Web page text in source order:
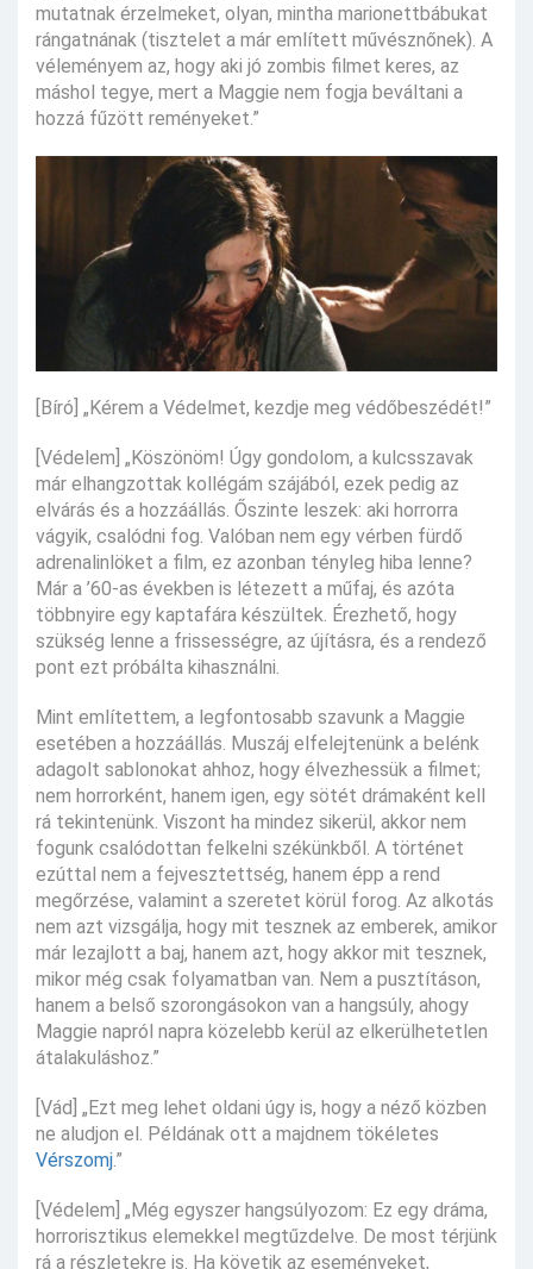
mutatnak érzelmeket, olyan, mintha marionettbábukat
rángatnának (tisztelet a már említett művésznőnek). A
véleményem az, hogy aki jó zombis filmet keres, az
máshol tegye, mert a Maggie nem fogja beváltani a
hozzá fűzött reményeket.”
[Bíró] „Kérem a Védelmet, kezdje meg védőbeszédét!”
[Védelem] „Köszönöm! Úgy gondolom, a kulcsszavak
már elhangzottak kollégám szájából, ezek pedig az
elvárás és a hozzáállás. Őszinte leszek: aki horrorra
vágyik, csalódni fog. Valóban nem egy vérben fürdő
adrenalinlöket a film, ez azonban tényleg hiba lenne?
Már a ’60-as években is létezett a műfaj, és azóta
többnyire egy kaptafára készültek. Érezhető, hogy
szükség lenne a frissességre, az újításra, és a rendező
pont ezt próbálta kihasználni.
Mint említettem, a legfontosabb szavunk a Maggie
esetében a hozzáállás. Muszáj elfelejtenünk a belénk
adagolt sablonokat ahhoz, hogy élvezhessük a filmet;
nem horrorként, hanem igen, egy sötét drámaként kell
rá tekintenünk. Viszont ha mindez sikerül, akkor nem
fogunk csalódottan felkelni székünkből. A történet
ezúttal nem a fejvesztettség, hanem épp a rend
megőrzése, valamint a szeretet körül forog. Az alkotás
nem azt vizsgálja, hogy mit tesznek az emberek, amikor
már lezajlott a baj, hanem azt, hogy akkor mit tesznek,
mikor még csak folyamatban van. Nem a pusztításon,
hanem a belső szorongásokon van a hangsúly, ahogy
Maggie napról napra közelebb kerül az elkerülhetetlen
átalakuláshoz.”
[Vád] „Ezt meg lehet oldani úgy is, hogy a néző közben
ne aludjon el. Példának ott a majdnem tökéletes
Vérszomj.”
[Védelem] „Még egyszer hangsúlyozom: Ez egy dráma,
horrorisztikus elemekkel megtűzdelve. De most térjünk
rá a részletekre is. Ha követik az eseményeket,